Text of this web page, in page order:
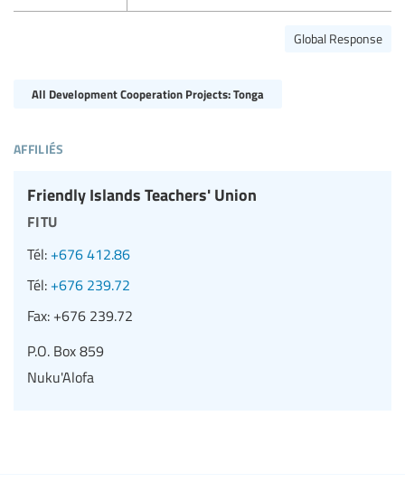
Global Response
All Development Cooperation Projects: Tonga
affiliés
Friendly Islands Teachers' Union
fitu
Tél: +676 412.86
Tél: +676 239.72
Fax: +676 239.72
P.O. Box 859
Nuku'Alofa